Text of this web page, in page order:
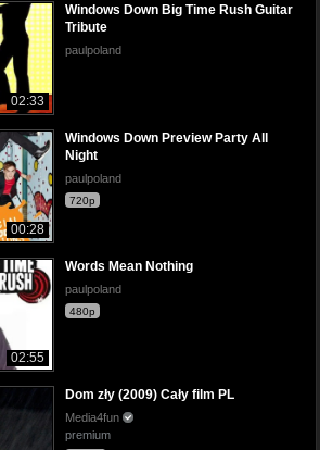
02:33
Windows Down Big Time Rush Guitar
Tribute
paulpoland
00:28
Windows Down Preview Party All
Night
paulpoland
720p
02:55
Words Mean Nothing
paulpoland
480p
Dom zły (2009) Cały film PL
Media4fun
premium